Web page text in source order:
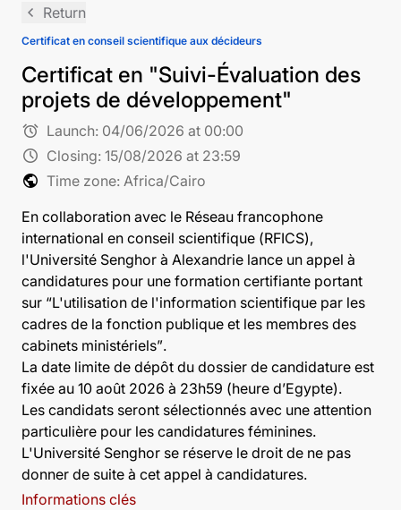
navigate_before Return
Certificat en conseil scientifique aux décideurs
Certificat en "Suivi-Évaluation des
projets de développement"
alarm Launch: 04/06/2026 at 00:00
schedule Closing: 15/08/2026 at 23:59
public Time zone: Africa/Cairo
En collaboration avec le Réseau francophone
international en conseil scientifique (RFICS),
l'Université Senghor à Alexandrie lance un appel à
candidatures pour une formation certifiante portant
sur “L'utilisation de l'information scientifique par les
cadres de la fonction publique et les membres des
cabinets ministériels”.
La date limite de dépôt du dossier de candidature est
fixée au 10 août 2026 à 23h59 (heure d’Egypte).
Les candidats seront sélectionnés avec une attention
particulière pour les candidatures féminines.
L'Université Senghor se réserve le droit de ne pas
donner de suite à cet appel à candidatures.
Informations clés